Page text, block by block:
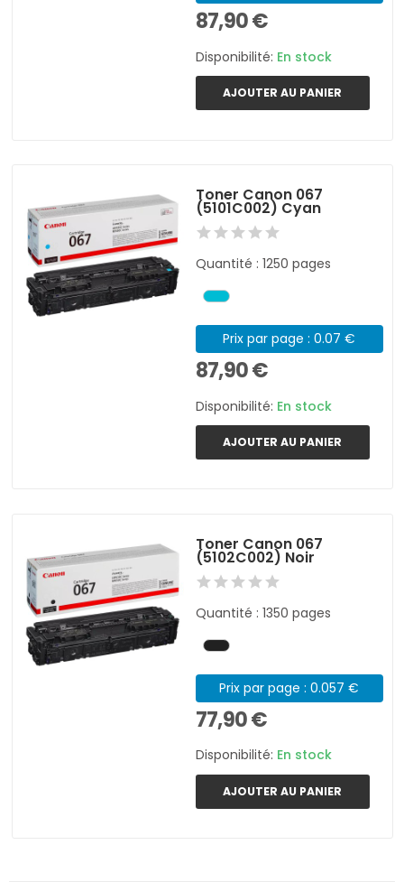
87,90 €
Disponibilité: En stock
AJOUTER AU PANIER
Toner Canon 067
(5101C002) Cyan
Quantité : 1250 pages
Prix par page : 0.07 €
87,90 €
Disponibilité: En stock
AJOUTER AU PANIER
Toner Canon 067
(5102C002) Noir
Quantité : 1350 pages
Prix par page : 0.057 €
77,90 €
Disponibilité: En stock
AJOUTER AU PANIER